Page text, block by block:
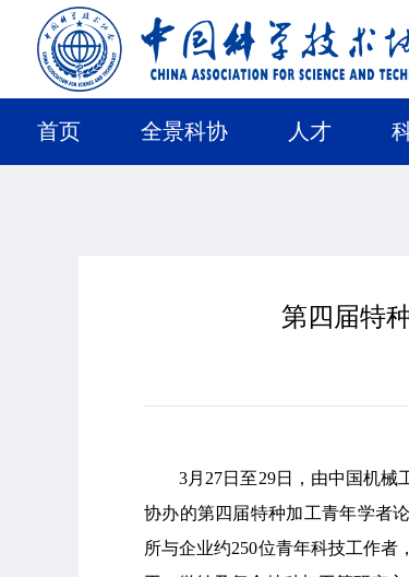
首页 全景科协 人才
第四届特
3月27日至29日，由中国机
协办的第四届特种加工青年学者
所与企业约250位青年科技工作